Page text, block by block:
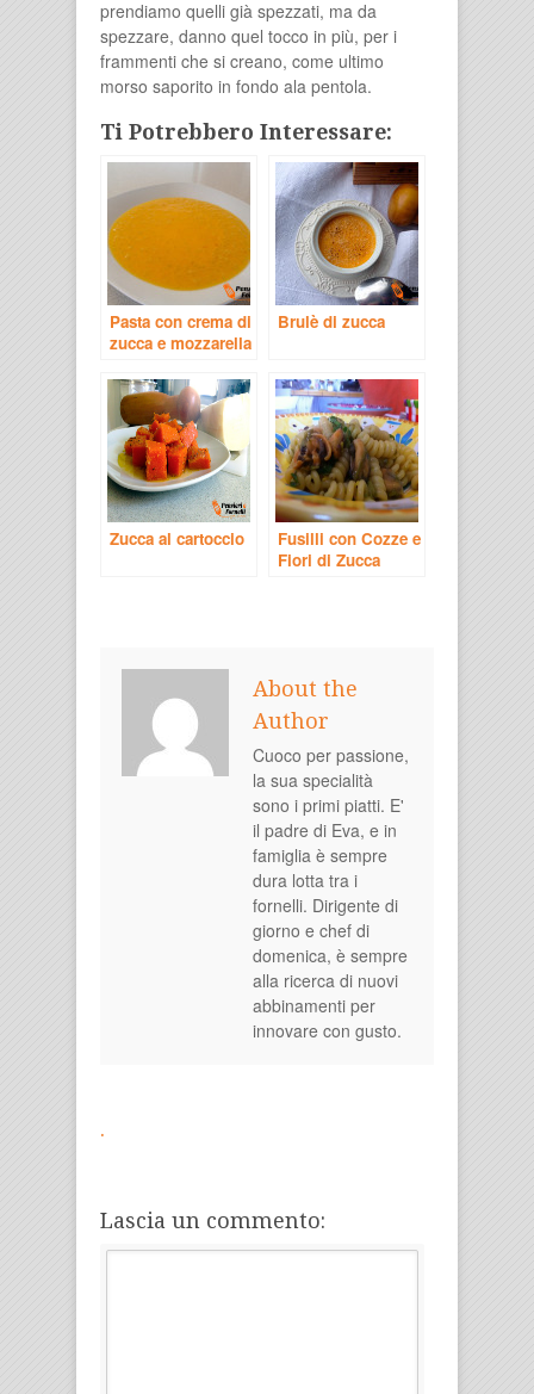
prendiamo quelli già spezzati, ma da
spezzare, danno quel tocco in più, per i
frammenti che si creano, come ultimo
morso saporito in fondo ala pentola.
Ti Potrebbero Interessare:
Pasta con crema di
zucca e mozzarella
18 mesi
Brulè di zucca
Zucca al cartoccio
Fusilli con Cozze e
Fiori di Zucca
About the
Author
Cuoco per passione,
la sua specialità
sono i primi piatti. E'
il padre di Eva, e in
famiglia è sempre
dura lotta tra i
fornelli. Dirigente di
giorno e chef di
domenica, è sempre
alla ricerca di nuovi
abbinamenti per
innovare con gusto.
.
Lascia un commento: